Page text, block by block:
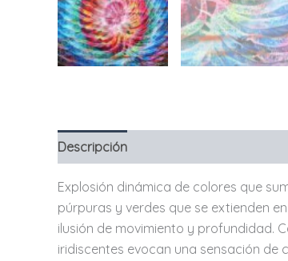
Descripción
Explosión dinámica de colores que
púrpuras y verdes que se extienden
ilusión de movimiento y profundidad.
iridiscentes evocan una sensación